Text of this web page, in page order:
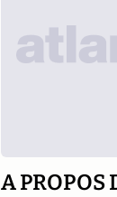
A PROPOS